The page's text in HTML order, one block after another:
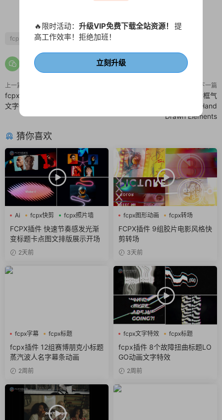
fcpx快剪 fcpx文字特效 打字机
上一篇
fcpx插件 动力学排版闪烁大标题
文字特效
下一篇
46个手绘素材 箭头/线条/对话框气
泡贴图动画FCPX插件 Hand
Drawn Elements
猜你喜欢
Ai fcpx快剪 fcpx照片墙
FCPX插件 快速节奏感发光渐
变标题卡点图文排版展示开场
2天前
fcpx图形动画
fcpx转场
噪点
FCPX插件 9组胶片电影风格快
剪转场
3天前
fcpx字幕
fcpx标题
fcpx片头
fcpx插件 12组赛博朋克小标题
蒸汽波人名字幕条动画
2周前
fcpx文字特效
fcpx标题
故障风
fcpx插件 8个故障扭曲标题LO
GO动画文字特效
2周前
🔥限时活动： 升级VIP免费下载全站资源！ 提
高工作效率！拒绝加班！
立刻升级